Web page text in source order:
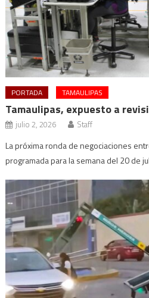
PORTADA TAMAULIPAS
Tamaulipas, expuesto a
julio 2, 2026 Staff
La próxima ronda de negociaciones
programada para la semana del 20 de